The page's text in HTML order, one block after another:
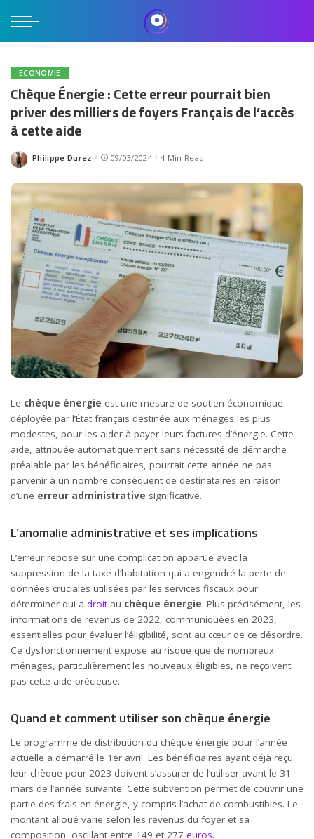
ECONOMIE
Chèque Énergie : Cette erreur pourrait bien
priver des milliers de foyers Français de l’accès
à cette aide
Posted
Philippe Durez 09/03/2024 4 Min Read
Le chèque énergie est une mesure de soutien économique
déployée par l’État français destinée aux ménages les plus
modestes, pour les aider à payer leurs factures d’énergie. Cette
aide, attribuée automatiquement sans nécessité de démarche
préalable par les bénéficiaires, pourrait cette année ne pas
parvenir à un nombre conséquent de destinataires en raison
d’une erreur administrative significative.
L’anomalie administrative et ses implications
L’erreur repose sur une complication apparue avec la
suppression de la taxe d’habitation qui a engendré la perte de
données cruciales utilisées par les services fiscaux pour
déterminer qui a droit au chèque énergie. Plus précisément, les
informations de revenus de 2022, communiquées en 2023,
essentielles pour évaluer l’éligibilité, sont au cœur de ce désordre.
Ce dysfonctionnement expose au risque que de nombreux
ménages, particulièrement les nouveaux éligibles, ne reçoivent
pas cette aide précieuse.
Quand et comment utiliser son chèque énergie
Le programme de distribution du chèque énergie pour l’année
actuelle a démarré le 1er avril. Les bénéficiaires ayant déjà reçu
leur chèque pour 2023 doivent s’assurer de l’utiliser avant le 31
mars de l’année suivante. Cette subvention permet de couvrir une
partie des frais en énergie, y compris l’achat de combustibles. Le
montant alloué varie selon les revenus du foyer et sa
composition, oscillant entre 149 et 277 euros.